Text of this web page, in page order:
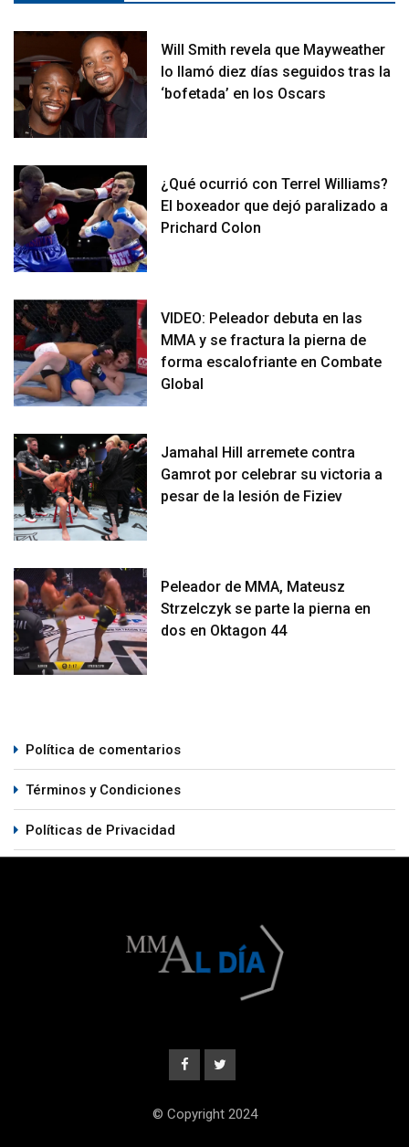
Will Smith revela que Mayweather
lo llamó diez días seguidos tras la
‘bofetada’ en los Oscars
¿Qué ocurrió con Terrel Williams?
El boxeador que dejó paralizado a
Prichard Colon
VIDEO: Peleador debuta en las
MMA y se fractura la pierna de
forma escalofriante en Combate
Global
Jamahal Hill arremete contra
Gamrot por celebrar su victoria a
pesar de la lesión de Fiziev
Peleador de MMA, Mateusz
Strzelczyk se parte la pierna en
dos en Oktagon 44
Política de comentarios
Términos y Condiciones
Políticas de Privacidad
© Copyright 2024